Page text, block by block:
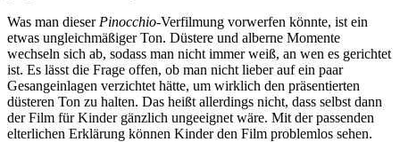
Was man dieser Pinocchio-Verfilmung vorwerfen könnte, ist ein
etwas ungleichmäßiger Ton. Düstere und alberne Momente
wechseln sich ab, sodass man nicht immer weiß, an wen es gerichtet
ist. Es lässt die Frage offen, ob man nicht lieber auf ein paar
Gesangeinlagen verzichtet hätte, um wirklich den präsentierten
düsteren Ton zu halten. Das heißt allerdings nicht, dass selbst dann
der Film für Kinder gänzlich ungeeignet wäre. Mit der passenden
elterlichen Erklärung können Kinder den Film problemlos sehen.